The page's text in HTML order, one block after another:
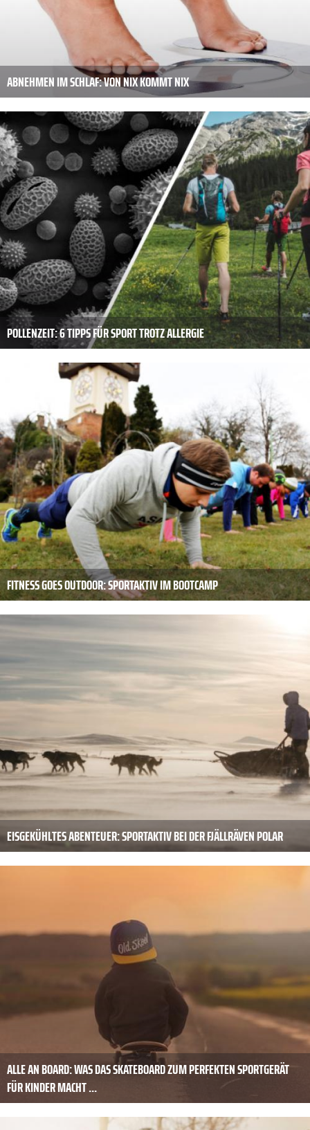
ABNEHMEN IM SCHLAF: VON NIX KOMMT NIX
POLLENZEIT: 6 TIPPS FÜR SPORT TROTZ ALLERGIE
FITNESS GOES OUTDOOR: SPORTAKTIV IM BOOTCAMP
EISGEKÜHLTES ABENTEUER: SPORTAKTIV BEI DER FJÄLLRÄVEN POLAR
ALLE AN BOARD: WAS DAS SKATEBOARD ZUM PERFEKTEN SPORTGERÄT
FÜR KINDER MACHT ...